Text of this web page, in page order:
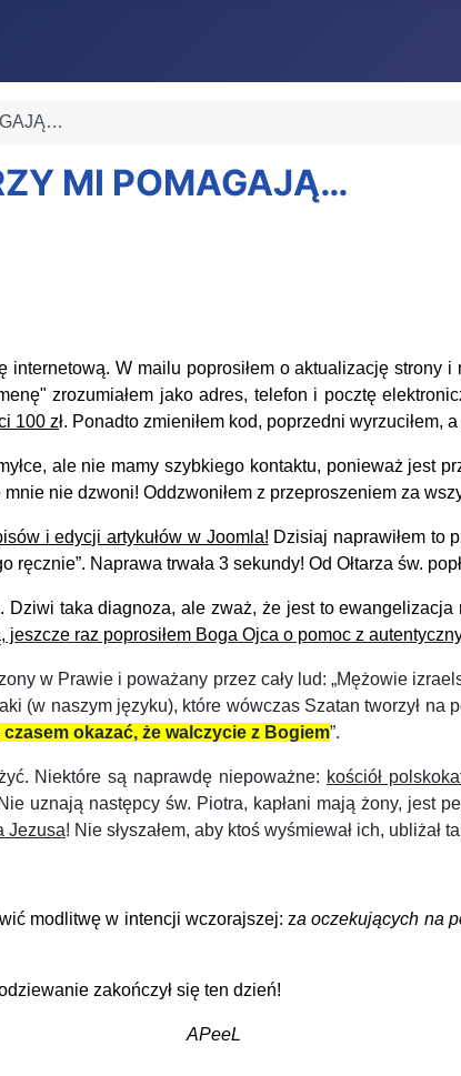
MI POMAGAJĄ…
internetową. W mailu poprosiłem o aktualizację strony
zrozumiałem jako adres, telefon i pocztę
100 zł. Ponadto zmieniłem kod, poprzedni wyrzuciłem,
ale nie mamy szybkiego kontaktu, ponieważ jest
nie dzwoni! Oddzwoniłem z przeproszeniem za
i edycji artykułów w Joomla! Dzisiaj naprawiłem to
ręcznie”. Naprawa trwała 3 sekundy! Od Ołtarza św.
Dziwi taka diagnoza, ale zważ, że jest to
jeszcze raz poprosiłem Boga Ojca o pomoc z
w Prawie i poważany przez cały lud: „Mężowie
(w naszym języku), które wówczas Szatan tworzył na
okazać, że walczycie z Bogiem”.
Niektóre są naprawdę niepoważne: kościół
uznają następcy św. Piotra, kapłani mają żony, jest
Jezusa! Nie słyszałem, aby ktoś wyśmiewał ich, ubliżał
modlitwę w intencji wczorajszej: za oczekujących na
zakończył się ten dzień!